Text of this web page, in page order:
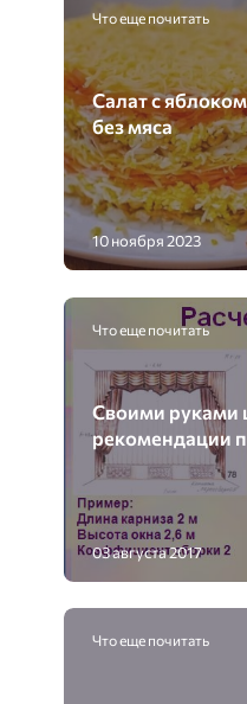
Что еще почитать
Салат с
без мяса
10 ноября 2023
Что еще почитать
Своими руками
рекомендации
03 августа 2017
Что еще почитать